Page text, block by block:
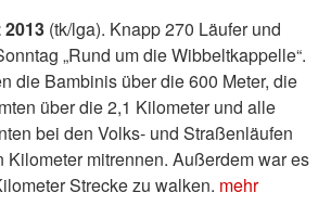
2013 (tk/lga). Knapp 270 Läufer und
„Rund um die Wibbeltkappelle“.
die Bambinis über die 600 Meter, die
über die 2,1 Kilometer und alle
bei den Volks- und Straßenläufen
Kilometer mitrennen. Außerdem war es
Strecke zu walken. mehr